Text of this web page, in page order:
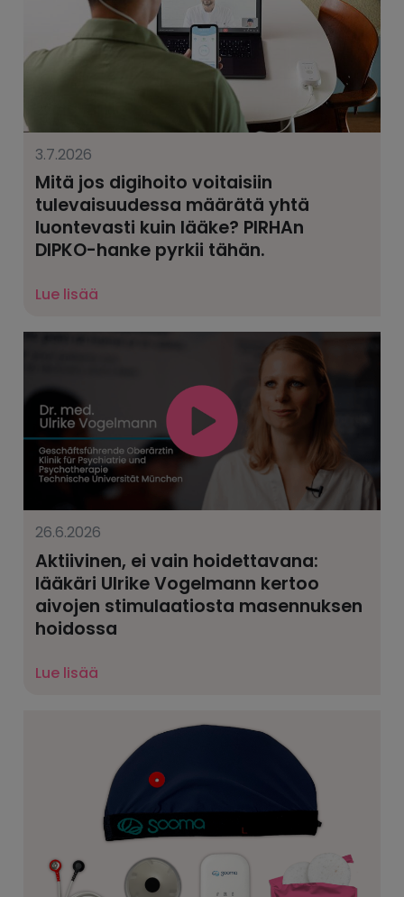
3.7.2026
Mitä jos digihoito voitaisiin
tulevaisuudessa määrätä yhtä
luontevasti kuin lääke? PIRHAn
DIPKO-hanke pyrkii tähän.
Lue lisää
26.6.2026
Aktiivinen, ei vain hoidettavana:
lääkäri Ulrike Vogelmann kertoo
aivojen stimulaatiosta masennuksen
hoidossa
Lue lisää